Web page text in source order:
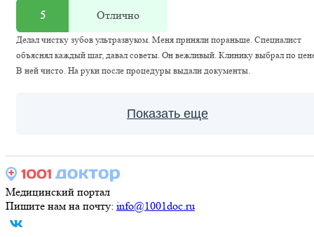
5 Отлично
Делал чистку зубов ультразвуком. Меня приняли пораньше. Специалист
объяснял каждый шаг, давал советы. Он вежливый. Клинику выбрал по
В ней чисто. На руки после процедуры выдали документы.
Показать еще
Медицинский портал
Пишите нам на почту: info@1001doc.ru